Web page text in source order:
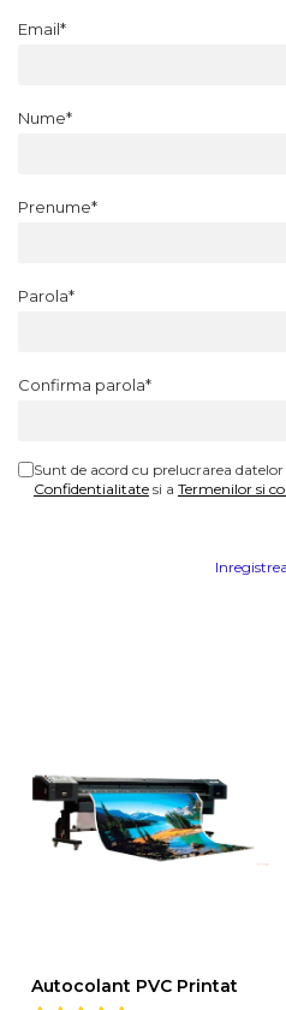
Email*
Nume*
Prenume*
Parola*
Confirma parola*
Sunt de acord cu prelucrarea
Confidentialitate si a Termenilor si
Autocolant PVC Printat